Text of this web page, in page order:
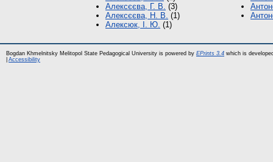
Алексєєва, Г. В. (3)
Алексєєва, Н. В. (1)
Алексюк, І. Ю. (1)
Bogdan Khmelnitsky Melitopol State Pedagogical University is powered by EPrints 3.4 which is
Accessibility